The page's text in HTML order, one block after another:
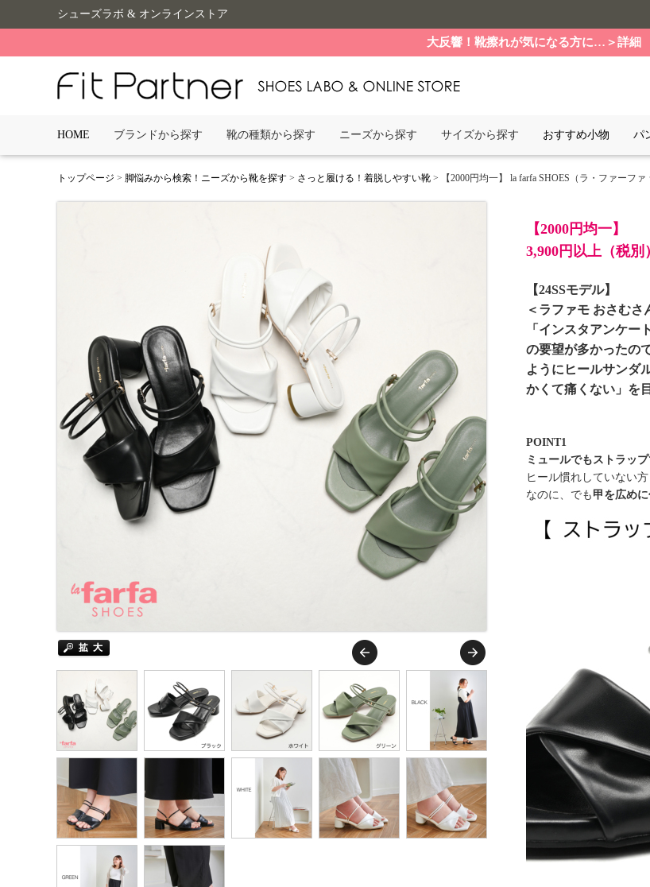
シューズラボ & オンラインストア
大反響！靴擦れが気になる方に…＞詳細
HOME ブランドから探す 靴の種類から探す ニーズから探す サイズから探す おすすめ小物 パ
トップページ > 脚悩みから検索！ニーズから靴を探す > さっと履ける！着脱しやすい靴 > 【2000円均一】 la farfa SHOES（ラ・ファーフ
【2000円均一】
3,900円以上（税別
【24SSモデル】
＜ラファモ おさむさ
「インスタアンケ
の要望が多かったの
ようにヒールサンダ
かくて痛くない」を
POINT1
ミュールでもストラッ
ヒール慣れしていない
なのに、でも 甲を広め